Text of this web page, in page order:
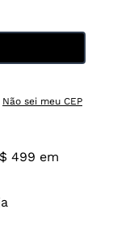
Não sei meu CEP
499 em